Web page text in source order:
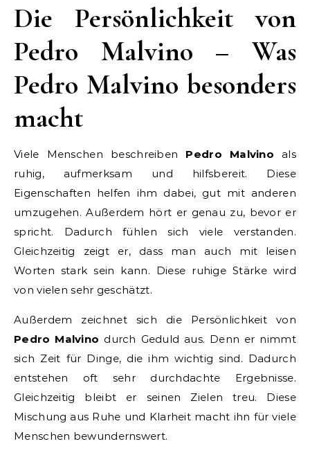
Die Persönlichkeit von
Pedro Malvino – Was
Pedro Malvino besonders
macht
Viele Menschen beschreiben Pedro Malvino als
ruhig, aufmerksam und hilfsbereit. Diese
Eigenschaften helfen ihm dabei, gut mit anderen
umzugehen. Außerdem hört er genau zu, bevor er
spricht. Dadurch fühlen sich viele verstanden.
Gleichzeitig zeigt er, dass man auch mit leisen
Worten stark sein kann. Diese ruhige Stärke wird
von vielen sehr geschätzt.
Außerdem zeichnet sich die Persönlichkeit von
Pedro Malvino durch Geduld aus. Denn er nimmt
sich Zeit für Dinge, die ihm wichtig sind. Dadurch
entstehen oft sehr durchdachte Ergebnisse.
Gleichzeitig bleibt er seinen Zielen treu. Diese
Mischung aus Ruhe und Klarheit macht ihn für viele
Menschen bewundernswert.